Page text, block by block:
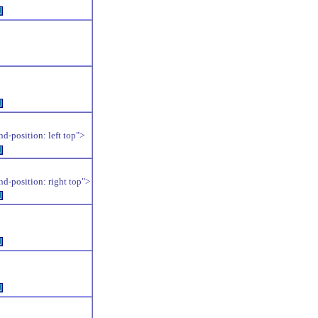
position: left top">
position: right top">